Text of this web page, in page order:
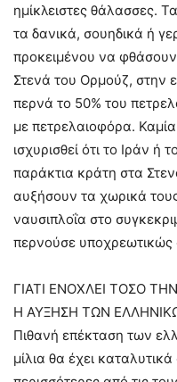
ημίκλειστες θάλασσες.
τα δανικά, σουηδικά ή
προκειμένου να
Στενά του Ορμούζ, στην
περνά το 50% του
με πετρελαιοφόρα.
ισχυρισθεί ότι το Ιράν ή
παράκτια κράτη στα
αυξήσουν τα χωρικά
ναυσιπλοΐα στο
περνούσε
ΓΙΑΤΙ ΕΝΟΧΛΕΙ ΤΟΣΟ
Η ΑΥΞΗΣΗ ΤΩΝ
Πιθανή επέκταση των
μίλια θα έχει